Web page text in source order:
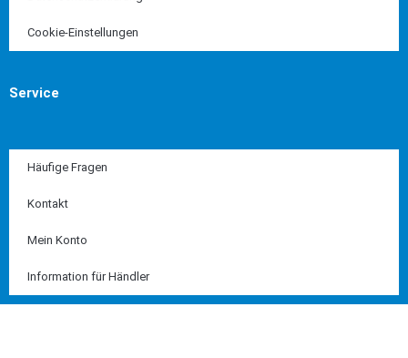
Cookie-Einstellungen
Service
Häufige Fragen
Kontakt
Mein Konto
Information für Händler